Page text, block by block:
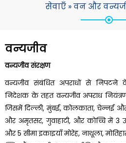
सेवाएँ »वन और
वन्यजीव
वन्यजीव संरक्षण
वन्यजीव संबंधित अपराधों से
निदेशक के तहत वन्यजीव अपराध
जिसमें दिल्ली, मुंबई, कोलकाता, चेन्नई और
और अमृतसर, गुवाहाटी, और कोच्चि में 3
और 5 सीमा इकाइयाँ मोरेह, नाथूला,